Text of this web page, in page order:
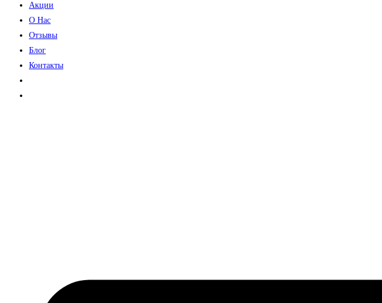
Акции
О Нас
Отзывы
Блог
Контакты